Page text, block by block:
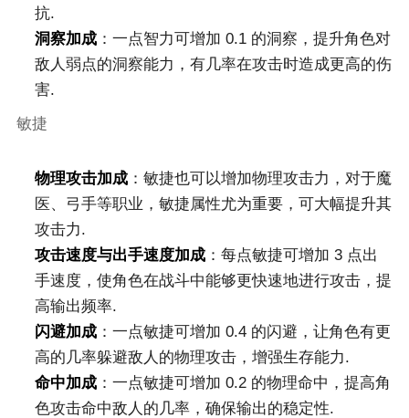
抗.
洞察加成：一点智力可增加 0.1 的洞察，提升角色对
敌人弱点的洞察能力，有几率在攻击时造成更高的伤
害.
敏捷
物理攻击加成：敏捷也可以增加物理攻击力，对于魔
医、弓手等职业，敏捷属性尤为重要，可大幅提升其
攻击力.
攻击速度与出手速度加成：每点敏捷可增加 3 点出
手速度，使角色在战斗中能够更快速地进行攻击，提
高输出频率.
闪避加成：一点敏捷可增加 0.4 的闪避，让角色有更
高的几率躲避敌人的物理攻击，增强生存能力.
命中加成：一点敏捷可增加 0.2 的物理命中，提高角
色攻击命中敌人的几率，确保输出的稳定性.